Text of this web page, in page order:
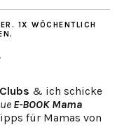
1X WÖCHENTLICH
& ich schicke
E-BOOK Mama
für Mamas von